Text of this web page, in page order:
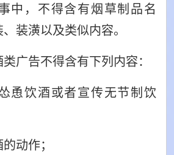
中，不得含有烟草制品名
装潢以及类似内容。
广告不得含有下列内容：
恿饮酒或者宣传无节制饮
动作；